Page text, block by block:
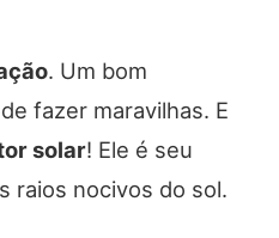
. Um bom
fazer maravilhas. E
solar! Ele é seu
raios nocivos do sol.